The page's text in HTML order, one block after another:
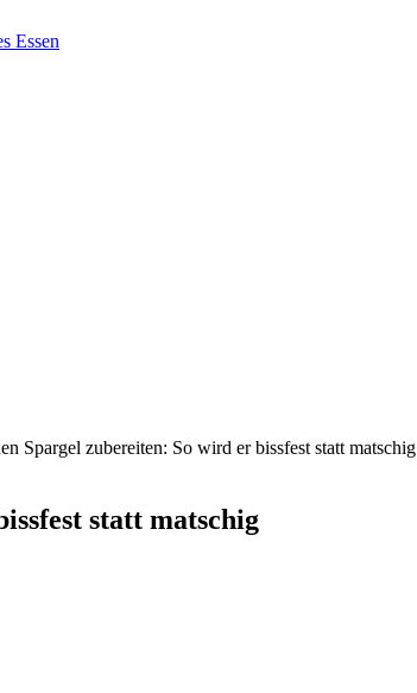
Spargel zubereiten: So wird er bissfest statt matschig
statt matschig